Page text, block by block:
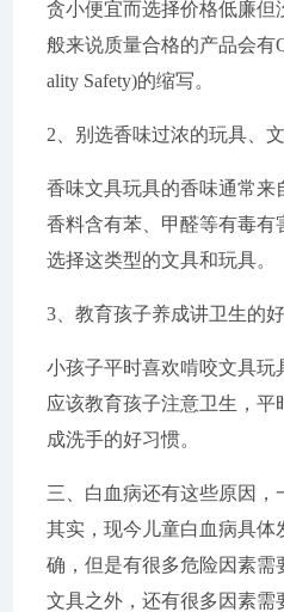
贪小便宜而选择价格低廉但
般来说质量合格的产品会有
ality Safety)的缩写。
2、别选香味过浓的玩具、
香味文具玩具的香味通常来
香料含有苯、甲醛等有毒有
选择这类型的文具和玩具。
3、教育孩子养成讲卫生的
小孩子平时喜欢啃咬文具玩
应该教育孩子注意卫生，
成洗手的好习惯。
三、白血病还有这些原因，
其实，现今儿童白血病具体
确，但是有很多危险因素需
文具之外，还有很多因素需